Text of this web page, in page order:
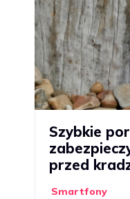
Szybkie
przed
Smartfony